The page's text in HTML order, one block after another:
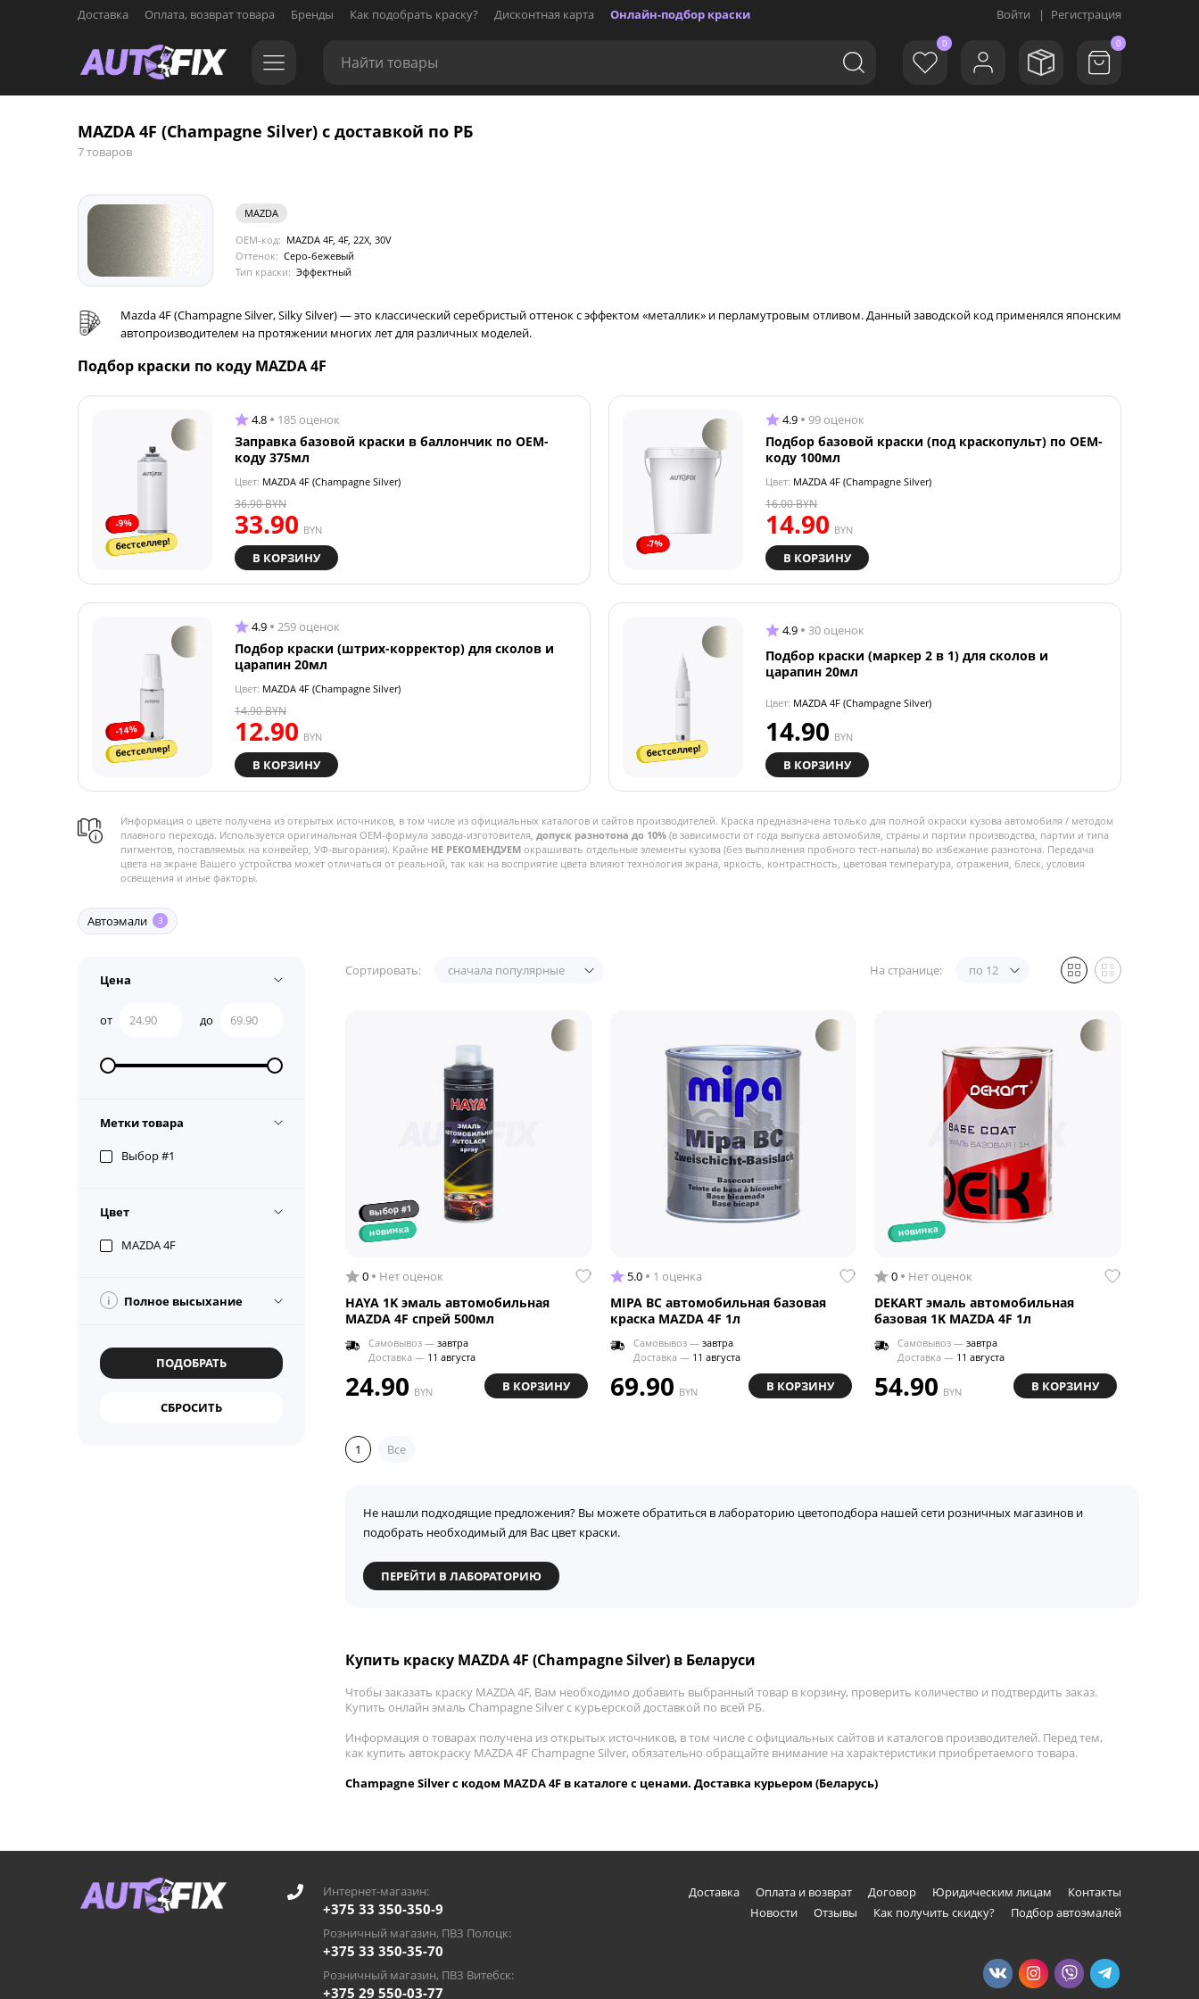
Доставка Оплата, возврат товара Бренды Как подобрать краску? Дисконтная карта Онлайн-подбор краски Войти | Регистрация
0 0
MAZDA 4F (Champagne Silver) с доставкой по РБ
7 товаров
MAZDA
OEM-код: MAZDA 4F, 4F, 22X, 30V
Оттенок: Серо-бежевый
Тип краски: Эффектный
Mazda 4F (Champagne Silver, Silky Silver) — это классический серебристый оттенок с эффектом «металлик» и перламутровым отливом. Данный заводской код применялся японским
автопроизводителем на протяжении многих лет для различных моделей.
Подбор краски по коду MAZDA 4F
-9%
бестселлер!
4.8 185 оценок
Заправка базовой краски в баллончик по OEM-
коду 375мл
Цвет: MAZDA 4F (Champagne Silver)
33.90 BYN
36.90BYN
В КОРЗИНУ
-7%
4.9 99 оценок
Подбор базовой краски (под краскопульт) по OEM-
коду 100мл
Цвет: MAZDA 4F (Champagne Silver)
14.90 BYN
16.00BYN
В КОРЗИНУ
-14%
бестселлер!
4.9 259 оценок
Подбор краски (штрих-корректор) для сколов и
царапин 20мл
Цвет: MAZDA 4F (Champagne Silver)
12.90 BYN
14.90BYN
В КОРЗИНУ
бестселлер!
4.9 30 оценок
Подбор краски (маркер 2 в 1) для сколов и
царапин 20мл
Цвет: MAZDA 4F (Champagne Silver)
14.90 BYN
В КОРЗИНУ
Информация о цвете получена из открытых источников, в том числе из официальных каталогов и сайтов производителей. Краска предназначена только для полной окраски кузова автомобиля / методом
плавного перехода. Используется оригинальная OEM-формула завода-изготовителя, допуск разнотона до 10% (в зависимости от года выпуска автомобиля, страны и партии производства, партии и типа
пигментов, поставляемых на конвейер, УФ-выгорания). Крайне НЕ РЕКОМЕНДУЕМ окрашивать отдельные элементы кузова (без выполнения пробного тест-напыла) во избежание разнотона. Передача
цвета на экране Вашего устройства может отличаться от реальной, так как на восприятие цвета влияют технология экрана, яркость, контрастность, цветовая температура, отражения, блеск, условия
освещения и иные факторы.
Автоэмали 3
Цена
от до
Метки товара
Выбор #1
Цвет
MAZDA 4F
i Полное высыхание
Сортировать: сначала популярные На странице: по 12
выбор #1
новинка
0 Нет оценок
HAYA 1K эмаль автомобильная
MAZDA 4F спрей 500мл
Самовывоз — завтра
Доставка — 11 августа
24.90 BYN В КОРЗИНУ
5.0 1 оценка
MIPA BC автомобильная базовая
краска MAZDA 4F 1л
Самовывоз — завтра
Доставка — 11 августа
69.90 BYN В КОРЗИНУ
новинка
0 Нет оценок
DEKART эмаль автомобильная
базовая 1K MAZDA 4F 1л
Самовывоз —завтра
Доставка — 11 августа
54.90 BYN В КОРЗИНУ
1 Все
Не нашли подходящие предложения? Вы можете обратиться в лабораторию цветоподбора нашей сети розничных магазинов и
подобрать необходимый для Вас цвет краски.
ПЕРЕЙТИ В ЛАБОРАТОРИЮ
Купить краску MAZDA 4F (Champagne Silver) в Беларуси
Чтобы заказать краску MAZDA 4F, Вам необходимо добавить выбранный товар в корзину, проверить количество и подтвердить заказ.
Купить онлайн эмаль Champagne Silver с курьерской доставкой по всей РБ.
Информация о товарах получена из открытых источников, в том числе с официальных сайтов и каталогов производителей. Перед тем,
как купить автокраску MAZDA 4F Champagne Silver, обязательно обращайте внимание на характеристики приобретаемого товара.
Champagne Silver с кодом MAZDA 4F в каталоге с ценами. Доставка курьером (Беларусь)
Интернет-магазин:
+375 33 350-350-9
Розничный магазин, ПВЗ Полоцк:
+375 33 350-35-70
Розничный магазин, ПВЗ Витебск:
+375 29 550-03-77
Доставка Оплата и возврат Договор Юридическим лицам
Контакты
Новости
Отзывы Как получить скидку? Подбор автоэмалей